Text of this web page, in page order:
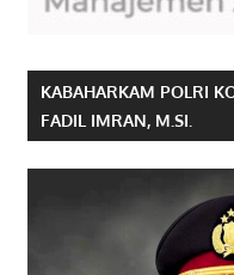
KABAHARKAM POLRI
FADIL IMRAN, M.SI.